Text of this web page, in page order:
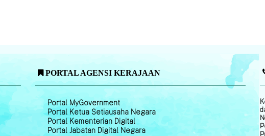
PORTAL AGENSI KERAJAAN
Portal MyGovernment
Portal Ketua Setiausaha Negara
Portal Kementerian Digital
Portal Jabatan Digital Negara